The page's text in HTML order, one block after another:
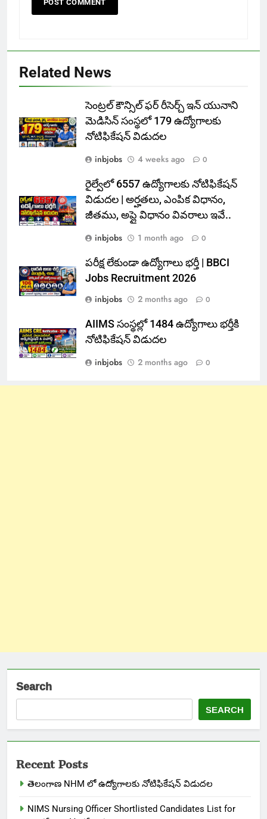
Related News
సెంట్రల్ కౌన్సిల్ ఫర్ రీసెర్చ్ ఇన్ యునాని
మెడిసిన్ సంస్థలో 179 ఉద్యోగాలకు
నోటిఫికేషన్ విడుదల
inbjobs
4 weeks ago 0
రైల్వేలో 6557 ఉద్యోగాలకు నోటిఫికేషన్
విడుదల | అర్హతలు, ఎంపిక విధానం,
జీతము, అప్లై విధానం వివరాలు ఇవే..
inbjobs
1 month ago 0
పరీక్ష లేకుండా ఉద్యోగాలు భర్తీ | BBCI
Jobs Recruitment 2026
inbjobs
2 months ago 0
AIIMS సంస్థల్లో 1484 ఉద్యోగాలు భర్తీకి
నోటిఫికేషన్ విడుదల
inbjobs
2 months ago 0
Search
SEARCH
Recent Posts
తెలంగాణ NHM లో ఉద్యోగాలకు నోటిఫికేషన్ విడుదల
NIMS Nursing Officer Shortlisted Candidates List for